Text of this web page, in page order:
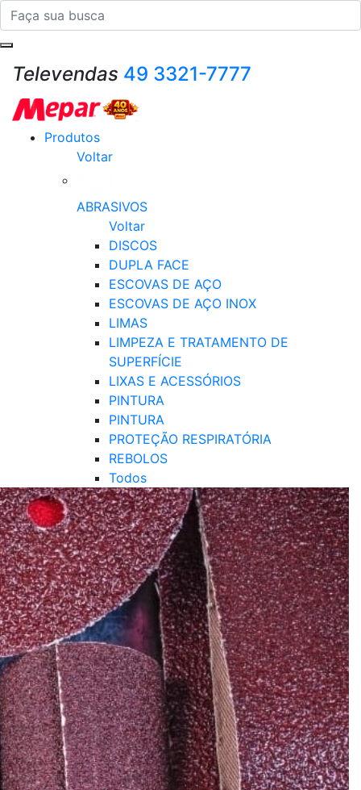
Televendas 49 3321-7777
Produtos
Voltar
ABRASIVOS
Voltar
DISCOS
DUPLA FACE
ESCOVAS DE AÇO
ESCOVAS DE AÇO INOX
LIMAS
LIMPEZA E TRATAMENTO DE
SUPERFÍCIE
LIXAS E ACESSÓRIOS
PINTURA
PINTURA
PROTEÇÃO RESPIRATÓRIA
REBOLOS
Todos